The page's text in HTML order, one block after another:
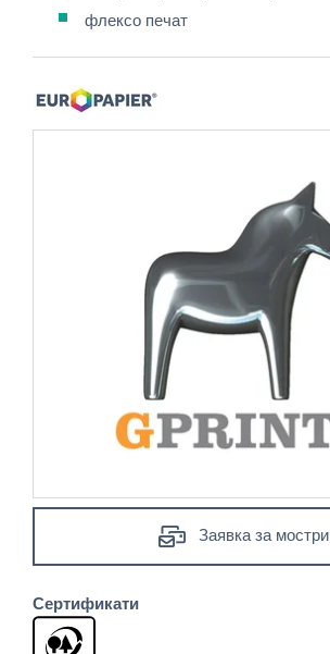
флексо печат
Заявка за мостри
Сертификати